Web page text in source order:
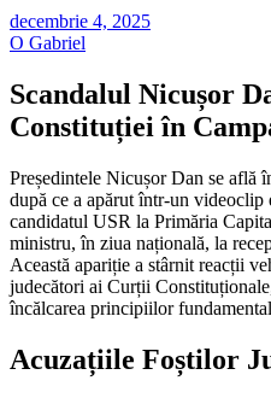
decembrie 4, 2025
O Gabriel
Scandalul Nicușor
Constituției în
Președintele Nicușor Dan se
după ce a apărut într-un
candidatul USR la Primăria
ministru, în ziua națională, la
Această apariție a stârnit reacții
judecători ai Curții
încălcarea principiilor
Acuzațiile Foștilor